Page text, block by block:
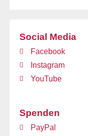
Social Media
Facebook
Instagram
YouTube
Spenden
PayPal